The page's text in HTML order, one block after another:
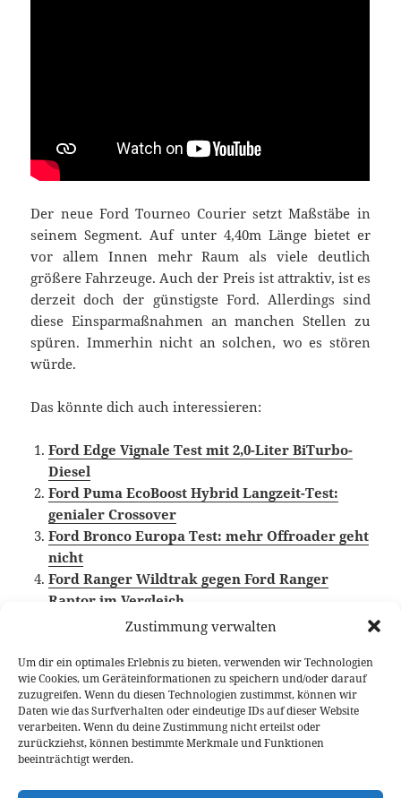
Zustimmung verwalten
Um dir ein optimales Erlebnis zu bieten, verwenden wir Technologien
wie Cookies, um Geräteinformationen zu speichern und/oder darauf
zuzugreifen. Wenn du diesen Technologien zustimmst, können wir
Daten wie das Surfverhalten oder eindeutige IDs auf dieser Website
verarbeiten. Wenn du deine Zustimmung nicht erteilst oder
zurückziehst, können bestimmte Merkmale und Funktionen
beeinträchtigt werden.
Der neue Ford Tourneo Courier setzt Maßstäbe in
seinem Segment. Auf unter 4,40m Länge bietet er
vor allem Innen mehr Raum als viele deutlich
größere Fahrzeuge. Auch der Preis ist attraktiv, ist es
derzeit doch der günstigste Ford. Allerdings sind
diese Einsparmaßnahmen an manchen Stellen zu
spüren. Immerhin nicht an solchen, wo es stören
würde.
Das könnte dich auch interessieren:
Ford Edge Vignale Test mit 2,0-Liter BiTurbo-
Diesel
Ford Puma EcoBoost Hybrid Langzeit-Test:
genialer Crossover
Ford Bronco Europa Test: mehr Offroader geht
nicht
Ford Ranger Wildtrak gegen Ford Ranger
Raptor im Vergleich
Ford Tourneo Custom Test: Raum für Familie
Veröffentlicht
am
1. Februar 2024 Autor
Fabian Meßner Kategorien
Fahrberichte
Ford,Video Fahrbericht
VORHERIGER